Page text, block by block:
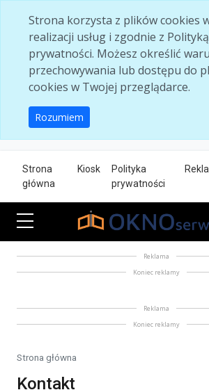
Strona korzysta z plików cookies
realizacji usług i zgodnie z Polityką
prywatności. Możesz określić
przechowywania lub dostępu do
cookies w Twojej przeglądarce.
Rozumiem
Strona
główna
Kiosk
Polityka
prywatności
Reklama
Koniec reklamy
Reklama
Koniec reklamy
Strona główna
Kontakt